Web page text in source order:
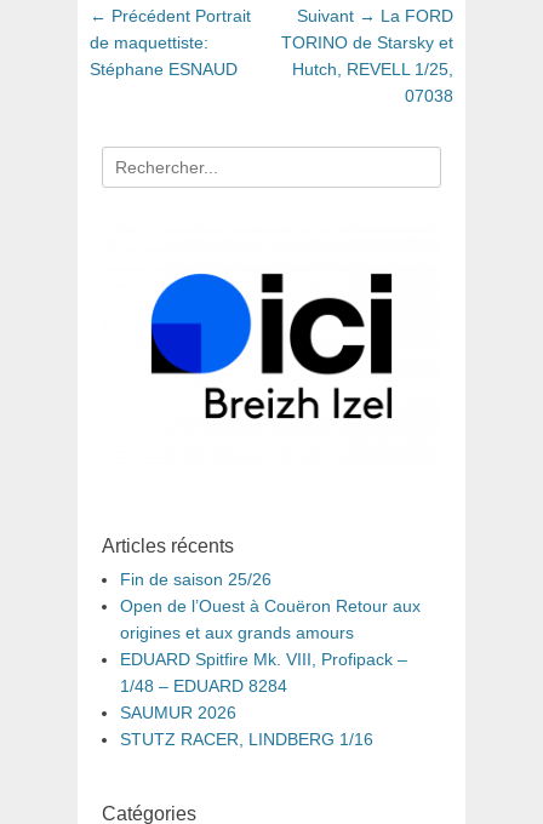
Navigation
de
l’article
← Précédent Article
précédent
:
Portrait
de maquettiste:
Stéphane ESNAUD
Suivant → Article
suivant
:
La FORD
TORINO de Starsky et
Hutch, REVELL 1/25,
07038
Recherche
pour
Articles récents
Fin de saison 25/26
Open de l’Ouest à Couëron Retour aux
origines et aux grands amours
EDUARD Spitfire Mk. VIII, Profipack –
1/48 – EDUARD 8284
SAUMUR 2026
STUTZ RACER, LINDBERG 1/16
Catégories